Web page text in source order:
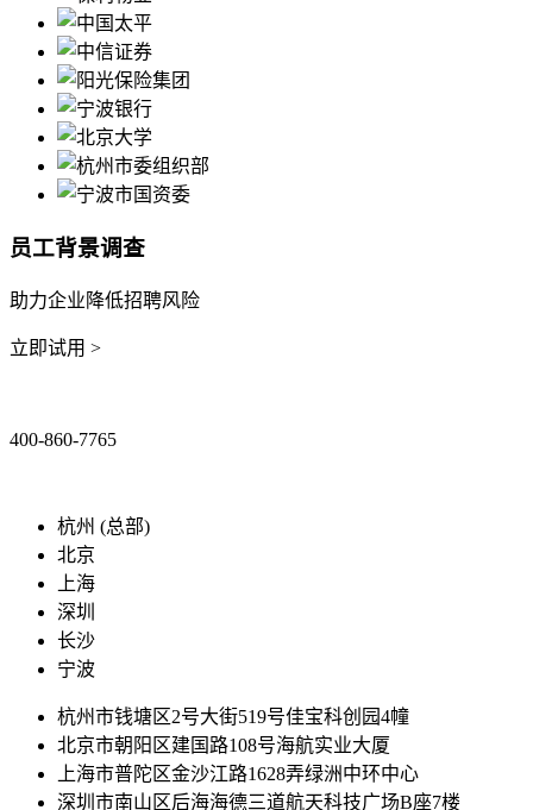
员工背景调查
助力企业降低招聘风险
立即试用 >
400-860-7765
杭州 (总部)
北京
上海
深圳
长沙
宁波
杭州市钱塘区2号大街519号佳宝科创园4幢
北京市朝阳区建国路108号海航实业大厦
上海市普陀区金沙江路1628弄绿洲中环中心
深圳市南山区后海海德三道航天科技广场B座7楼